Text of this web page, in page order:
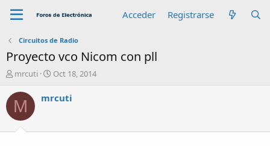
Acceder Registrarse
Circuitos de Radio
Proyecto vco Nicom con pll
A
t
o
r
mrcuti
F
c
Oct 18, 2014
M mrcuti